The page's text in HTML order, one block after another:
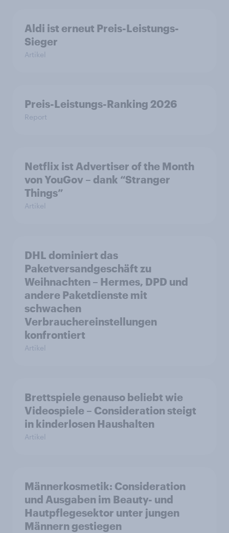
Aldi ist erneut Preis-Leistungs-
Sieger
Artikel
Preis-Leistungs-Ranking 2026
Report
Netflix ist Advertiser of the Month
von YouGov – dank “Stranger
Things”
Artikel
DHL dominiert das
Paketversandgeschäft zu
Weihnachten – Hermes, DPD und
andere Paketdienste mit
schwachen
Verbrauchereinstellungen
konfrontiert
Artikel
Brettspiele genauso beliebt wie
Videospiele – Consideration steigt
in kinderlosen Haushalten
Artikel
Männerkosmetik: Consideration
und Ausgaben im Beauty- und
Hautpflegesektor unter jungen
Männern gestiegen